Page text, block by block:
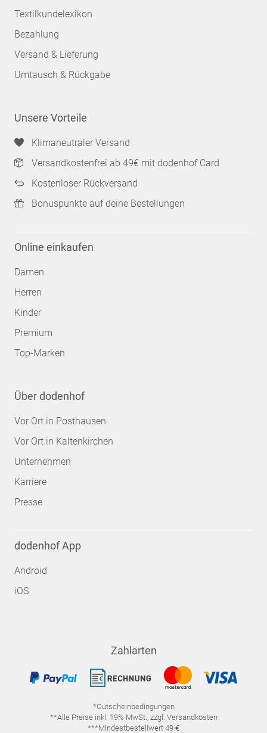
Textilkundelexikon
Bezahlung
Versand & Lieferung
Umtausch & Rückgabe
Unsere Vorteile
Klimaneutraler Versand
Versandkostenfrei ab 49€ mit dodenhof Card
Kostenloser Rückversand
Bonuspunkte auf deine Bestellungen
Online einkaufen
Damen
Herren
Kinder
Premium
Top-Marken
Über dodenhof
Vor Ort in Posthausen
Vor Ort in Kaltenkirchen
Unternehmen
Karriere
Presse
dodenhof App
Android
iOS
Zahlarten
*Gutscheinbedingungen
**Alle Preise inkl. 19% MwSt., zzgl. Versandkosten
***Mindestbestellwert 49 €